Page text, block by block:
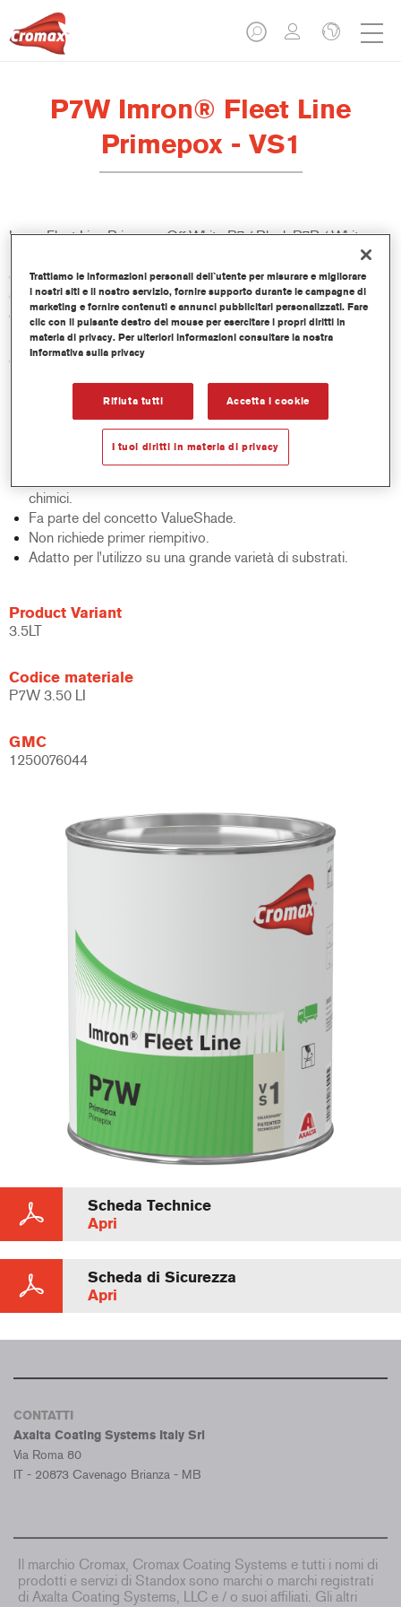
P7W Imron® Fleet Line
Primepox - VS1
Imron Fleet Line Primepox Off White P7 / Black P7B / White
P7W è un fondo isolante epossidico 2K. Esente da cromati,
offre un’ottima resistenza alla corrosione, umidità e agenti
chimici. Imron Fleet Line Primepox è utilizzabile su substrati
diversi.
Caratteristiche del prodotto
Buone proprietà riempitive, eccellente over-spray, buon
fissaggio dello smalto.
Estremamente versatile.
Aiuta ad incrementare la produttività.
chimici.
Fa parte del concetto ValueShade.
Non richiede primer riempitivo.
Adatto per l'utilizzo su una grande varietà di substrati.
Product Variant
3.5LT
Codice materiale
P7W 3.50 LI
GMC
1250076044
Scheda Technice
Apri
Scheda di Sicurezza
Apri
CONTATTI
Axalta Coating Systems Italy Srl
Via Roma 80
IT - 20873 Cavenago Brianza - MB
Il marchio Cromax, Cromax Coating Systems e tutti i nomi di
prodotti e servizi di Standox sono marchi o marchi registrati
di Axalta Coating Systems, LLC e / o suoi affiliati. Gli altri
Trattiamo le informazioni personali dell`utente per misurare e migliorare
i nostri siti e il nostro servizio, fornire supporto durante le campagne di
marketing e fornire contenuti e annunci pubblicitari personalizzati. Fare
clic con il pulsante destro del mouse per esercitare i propri diritti in
materia di privacy. Per ulteriori informazioni consultare la nostra
Informativa sulla privacy
Rifiuta tutti Accetta i cookie
I tuoi diritti in materia di privacy